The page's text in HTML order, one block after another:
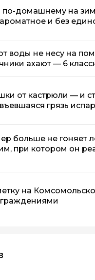
по-домашнему на
и без
воды не несу на
ахают — 6
от кастрюли — и
грязь
больше не гоняет
при котором он
на